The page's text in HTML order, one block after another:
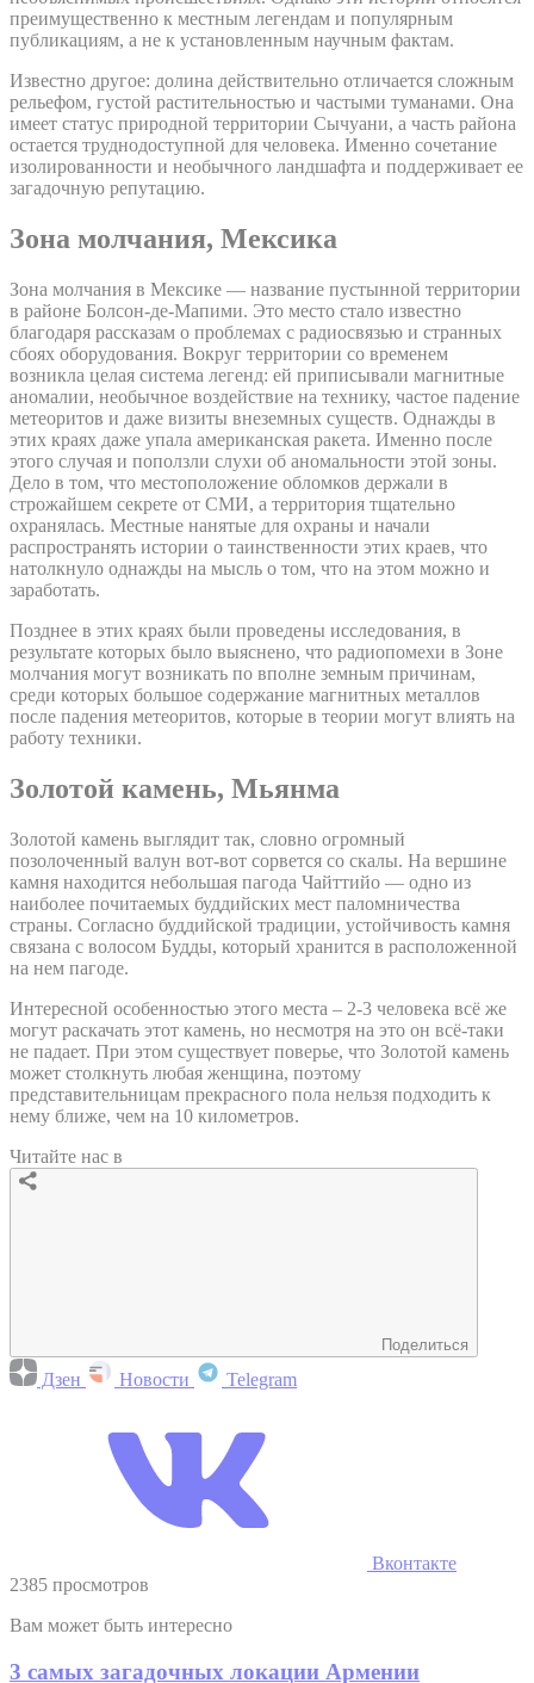
преимущественно к местным легендам и популярным
публикациям, а не к установленным научным фактам.
Известно другое: долина действительно отличается сложным
рельефом, густой растительностью и частыми туманами. Она
имеет статус природной территории Сычуани, а часть района
остается труднодоступной для человека. Именно сочетание
изолированности и необычного ландшафта и поддерживает ее
загадочную репутацию.
Зона молчания, Мексика
Зона молчания в Мексике — название пустынной территории
в районе Болсон-де-Мапими. Это место стало известно
благодаря рассказам о проблемах с радиосвязью и странных
сбоях оборудования. Вокруг территории со временем
возникла целая система легенд: ей приписывали магнитные
аномалии, необычное воздействие на технику, частое падение
метеоритов и даже визиты внеземных существ. Однажды в
этих краях даже упала американская ракета. Именно после
этого случая и поползли слухи об аномальности этой зоны.
Дело в том, что местоположение обломков держали в
строжайшем секрете от СМИ, а территория тщательно
охранялась. Местные нанятые для охраны и начали
распространять истории о таинственности этих краев, что
натолкнуло однажды на мысль о том, что на этом можно и
заработать.
Позднее в этих краях были проведены исследования, в
результате которых было выяснено, что радиопомехи в Зоне
молчания могут возникать по вполне земным причинам,
среди которых большое содержание магнитных металлов
после падения метеоритов, которые в теории могут влиять на
работу техники.
Золотой камень, Мьянма
Золотой камень выглядит так, словно огромный
позолоченный валун вот-вот сорвется со скалы. На вершине
камня находится небольшая пагода Чайттийо — одно из
наиболее почитаемых буддийских мест паломничества
страны. Согласно буддийской традиции, устойчивость камня
связана с волосом Будды, который хранится в расположенной
на нем пагоде.
Интересной особенностью этого места – 2-3 человека всё же
могут раскачать этот камень, но несмотря на это он всё-таки
не падает. При этом существует поверье, что Золотой камень
может столкнуть любая женщина, поэтому
представительницам прекрасного пола нельзя подходить к
нему ближе, чем на 10 километров.
Читайте нас в
Поделиться
Дзен Новости Telegram
Вконтакте
2385 просмотров
Вам может быть интересно
3 самых загадочных локации Армении